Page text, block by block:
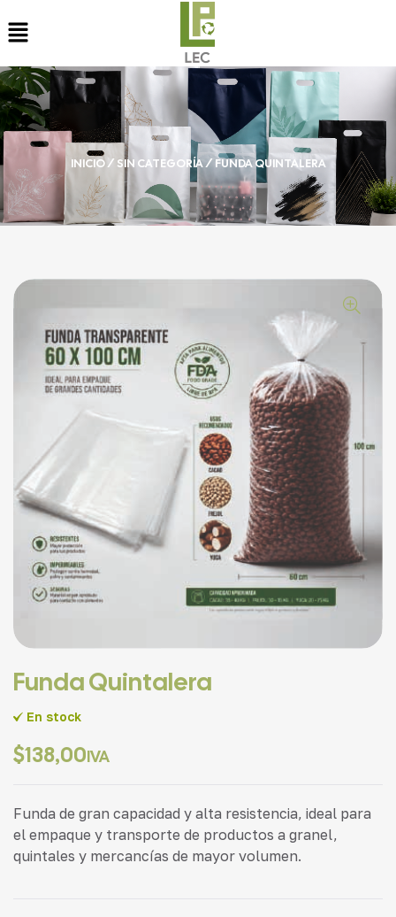
INICIO/ SIN CATEGORÍA/ FUNDA QUINTALERA
Funda Quintalera
En stock
$138,00IVA
Funda de gran capacidad y alta resistencia, ideal para
el empaque y transporte de productos a granel,
quintales y mercancías de mayor volumen.